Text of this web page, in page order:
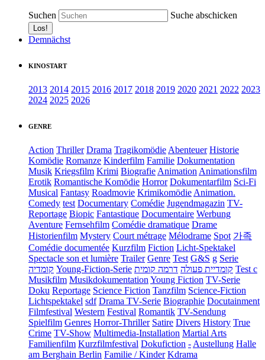
Suchen Suche abschicken
Demnächst
KINOSTART
2013 2014 2015 2016 2017 2018 2019 2020 2021 2022 2023
2024 2025 2026
GENRE
Action Thriller Drama Tragikomödie Abenteuer Historie
Komödie Romanze Kinderfilm Familie Dokumentation
Musik Kriegsfilm Krimi Biografie Animation Animationsfilm
Erotik Romantische Komödie Horror Dokumentarfilm Sci-Fi
Musical Fantasy Roadmovie Krimikomödie Animation.
Comedy test Documentary Comédie Jugendmagazin TV-
Reportage Biopic Fantastique Documentaire Werbung
Aventure Fernsehfilm Comédie dramatique Drame
Historienfilm Mystery Court métrage Mélodrame Spot 가족
Comédie documentée Kurzfilm Fiction Licht-Spektakel
Spectacle son et lumière Trailer Genre Test G&S g Serie
קומדיה Young-Fiction-Serie קומדיית פעולה דרמה קומית
Test c
Musikfilm Musikdokumentation Young Fiction TV-Serie
Doku Reportage Science Fiction Tanzfilm Science-Fiction
Lichtspektakel sdf Drama TV-Serie Biographie Docutainment
Filmfestival Western Festival Romantik TV-Sendung
Spielfilm Genres Horror-Thriller Satire Divers History True
Crime TV-Show Multimedia-Installation Martial Arts
Familienfilm Kurzfilmfestival Dokufiction - Austellung Halle
am Berghain Berlin Familie / Kinder Kdrama